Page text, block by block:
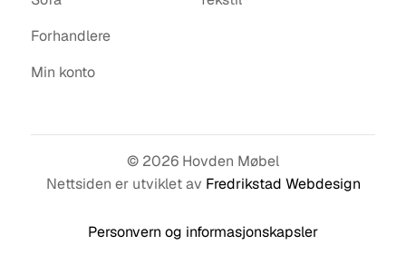
Forhandlere
Min konto
© 2026 Hovden Møbel
Nettsiden er utviklet av Fredrikstad Webdesign
Personvern og informasjonskapsler